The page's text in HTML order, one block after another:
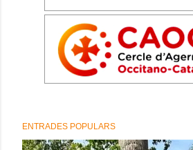
ENTRADES POPULARS